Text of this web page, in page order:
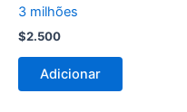
3 milhões
$2.500
Adicionar